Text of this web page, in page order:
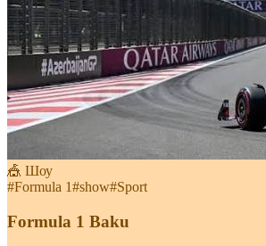
🎪 Шоу
#Formula 1#show#Sport
Formula 1 Baku